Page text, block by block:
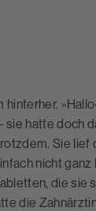
hatte doch
Sie lief
nicht
die
die